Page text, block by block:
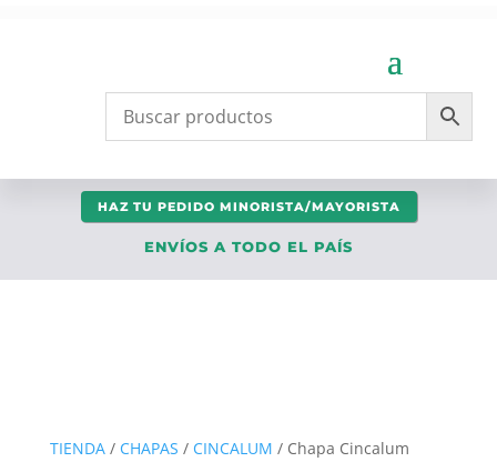
HAZ TU PEDIDO MINORISTA/MAYORISTA
ENVÍOS A TODO EL PAÍS
TIENDA/ CHAPAS / CINCALUM / Chapa Cincalum